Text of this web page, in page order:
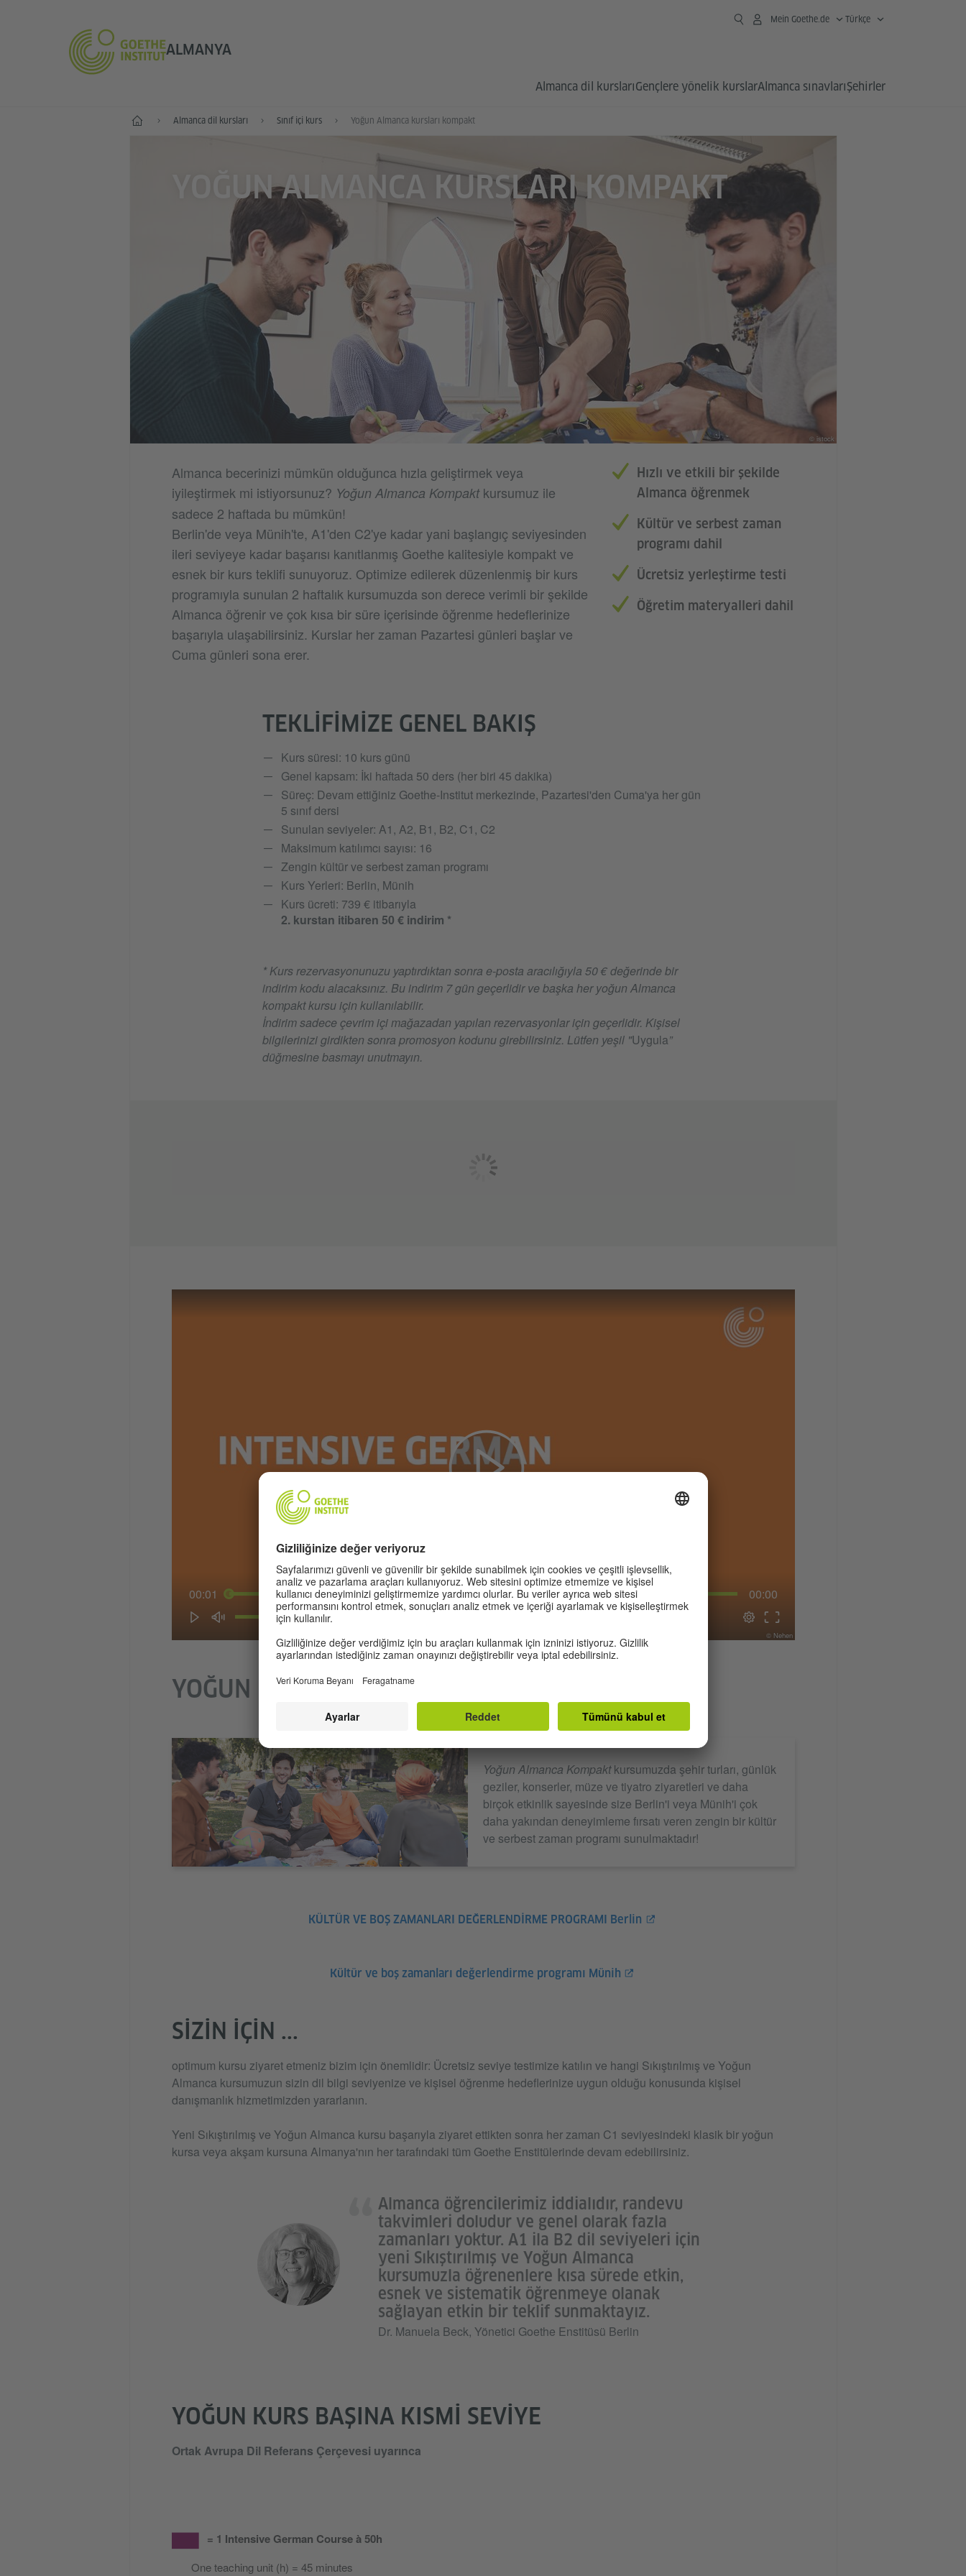
ALMANYA
Mein Goethe.de Türkçe
Almanca dil kurslarıGençlere yönelik kurslarAlmanca sınavlarıŞehirler
-- Almanca dil kursları Sınıf içi kurs Yoğun Almanca kursları kompakt
YOĞUN ALMANCA KURSLARI KOMPAKT
© istock
Almanca becerinizi mümkün olduğunca hızla geliştirmek veya
iyileştirmek mi istiyorsunuz? Yoğun Almanca Kompaktkursumuz ile
sadece 2 haftada bu mümkün!
Berlin'de veya Münih'te, A1'den C2'ye kadar yani başlangıç seviyesinden
ileri seviyeye kadar başarısı kanıtlanmış Goethe kalitesiyle kompakt ve
esnek bir kurs teklifi sunuyoruz. Optimize edilerek düzenlenmiş bir kurs
programıyla sunulan 2 haftalık kursumuzda son derece verimli bir şekilde
Almanca öğrenir ve çok kısa bir süre içerisinde öğrenme hedeflerinize
başarıyla ulaşabilirsiniz. Kurslar her zaman Pazartesi günleri başlar ve
Cuma günleri sona erer.
Hızlı ve etkili bir şekilde
Almanca öğrenmek
Kültür ve serbest zaman
programı dahil
Ücretsiz yerleştirme testi
Öğretim materyalleri dahil
TEKLIFIMIZE GENEL BAKIŞ
Kurs süresi: 10 kurs günü
Genel kapsam: İki haftada 50 ders (her biri 45 dakika)
Süreç: Devam ettiğiniz Goethe-Institut merkezinde, Pazartesi'den Cuma'ya her gün
5 sınıf dersi
Sunulan seviyeler: A1, A2, B1, B2, C1, C2
Maksimum katılımcı sayısı: 16
Zengin kültür ve serbest zaman programı
Kurs Yerleri: Berlin, Münih
Kurs ücreti: 739 € itibarıyla
2. kurstan itibaren 50 € indirim *
* Kurs rezervasyonunuzu yaptırdıktan sonra e-posta aracılığıyla 50 € değerinde bir
indirim kodu alacaksınız. Bu indirim 7 gün geçerlidir ve başka her yoğun Almanca
kompakt kursu için kullanılabilir.
İndirim sadece çevrim içi mağazadan yapılan rezervasyonlar için geçerlidir. Kişisel
bilgilerinizi girdikten sonra promosyon kodunu girebilirsiniz. Lütfen yeşil "Uygula”
düğmesine basmayı unutmayın.
00:01 00:00
© Nehen
YOĞUN KÜLTÜR VE SERBEST ZAMAN PROGRAMI!
Yoğun Almanca Kompaktkursumuzda şehir turları, günlük
geziler, konserler, müze ve tiyatro ziyaretleri ve daha
birçok etkinlik sayesinde size Berlin'i veya Münih'i çok
daha yakından deneyimleme fırsatı veren zengin bir kültür
ve serbest zaman programı sunulmaktadır!
KÜLTÜR VE BOŞ ZAMANLARI DEĞERLENDİRME PROGRAMI Berlin
Kültür ve boş zamanları değerlendirme programı Münih
SIZIN IÇIN ...
optimum kursu ziyaret etmeniz bizim için önemlidir: Ücretsiz seviye testimize katılın ve hangi Sıkıştırılmış ve Yoğun
Almanca kursumuzun sizin dil bilgi seviyenize ve kişisel öğrenme hedeflerinize uygun olduğu konusunda kişisel
danışmanlık hizmetimizden yararlanın.
Yeni Sıkıştırılmış ve Yoğun Almanca kursu başarıyla ziyaret ettikten sonra her zaman C1 seviyesindeki klasik bir yoğun
kursa veya akşam kursuna Almanya'nın her tarafındaki tüm Goethe Enstitülerinde devam edebilirsiniz.
Almanca öğrencilerimiz iddialıdır, randevu
takvimleri doludur ve genel olarak fazla
zamanları yoktur. A1 ila B2 dil seviyeleri için
yeni Sıkıştırılmış ve Yoğun Almanca
kursumuzla öğrenenlere kısa sürede etkin,
esnek ve sistematik öğrenmeye olanak
sağlayan etkin bir teklif sunmaktayız.
Dr. Manuela Beck, Yönetici Goethe Enstitüsü Berlin
YOĞUN KURS BAŞINA KISMI SEVIYE
Ortak Avrupa Dil Referans Çerçevesi uyarınca
= 1 Intensive German Course à 50h
One teaching unit (h) = 45 minutes